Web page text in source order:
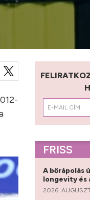
FRISS
A bőrápolás
longevity és
2026.